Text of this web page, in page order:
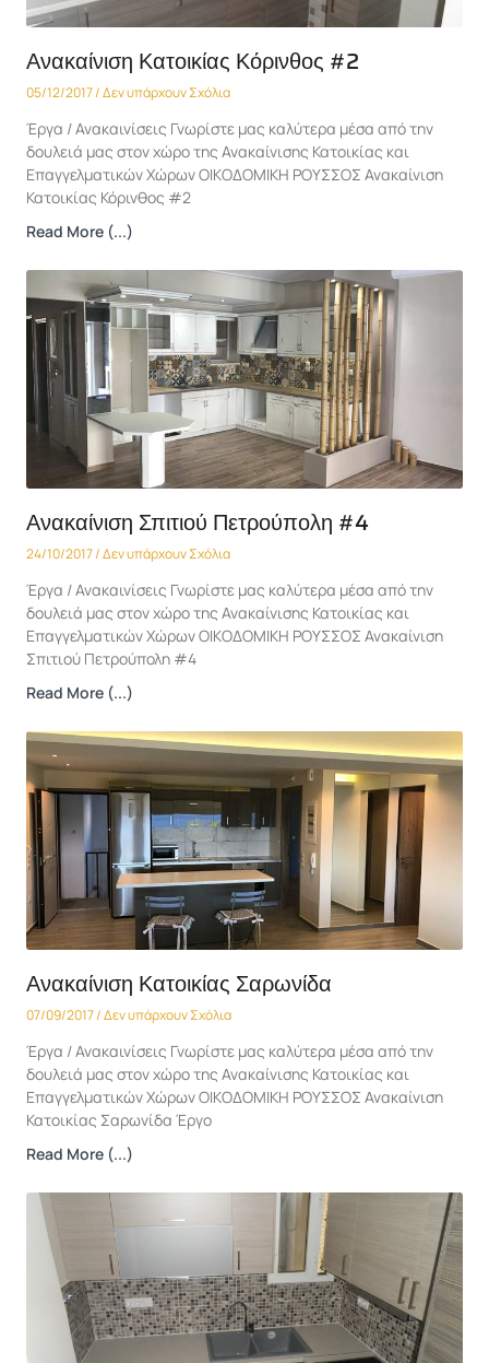
Ανακαίνιση Κατοικίας Κόρινθος #2
05/12/2017 Δεν υπάρχουν Σχόλια
Έργα / Ανακαινίσεις Γνωρίστε μας καλύτερα μέσα από την
δουλειά μας στον χώρο της Ανακαίνισης Κατοικίας και
Επαγγελματικών Χώρων ΟΙΚΟΔΟΜΙΚΗ ΡΟΥΣΣΟΣ Ανακαίνιση
Κατοικίας Κόρινθος #2
Read More (...)
Ανακαίνιση Σπιτιού Πετρούπολη #4
24/10/2017 Δεν υπάρχουν Σχόλια
Έργα / Ανακαινίσεις Γνωρίστε μας καλύτερα μέσα από την
δουλειά μας στον χώρο της Ανακαίνισης Κατοικίας και
Επαγγελματικών Χώρων ΟΙΚΟΔΟΜΙΚΗ ΡΟΥΣΣΟΣ Ανακαίνιση
Σπιτιού Πετρούπολη #4
Read More (...)
Ανακαίνιση Κατοικίας Σαρωνίδα
07/09/2017 Δεν υπάρχουν Σχόλια
Έργα / Ανακαινίσεις Γνωρίστε μας καλύτερα μέσα από την
δουλειά μας στον χώρο της Ανακαίνισης Κατοικίας και
Επαγγελματικών Χώρων ΟΙΚΟΔΟΜΙΚΗ ΡΟΥΣΣΟΣ Ανακαίνιση
Κατοικίας Σαρωνίδα Έργο
Read More (...)